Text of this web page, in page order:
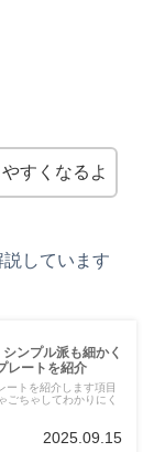
すくなるよ
しています
ンプル派も細かく
レートを紹介
ートを紹介します項目
ごちゃしてわかりにく
2025.09.15